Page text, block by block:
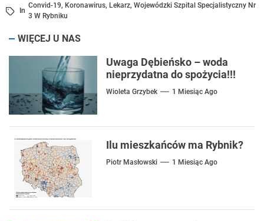
In
Convid-19, Koronawirus, Lekarz, Wojewódzki Szpital Specjalistyczny Nr
3 W Rybniku
WIĘCEJ U NAS
Uwaga Dębieńsko – woda
nieprzydatna do spożycia!!!
Wioleta Grzybek 1 Miesiąc Ago
Ilu mieszkańców ma Rybnik?
Piotr Masłowski 1 Miesiąc Ago